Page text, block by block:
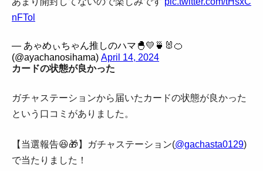
nFTol
— あゃめぃちゃん推しのハマ🐣💛🍵🐰🍊
(@ayachanosihama) April 14, 2024
カードの状態が良かった
ガチャステーションから届いたカードの状態が良かった
という口コミがありました。
【当選報告😆🎁】ガチャステーション(@gachasta0129)
で当たりました！